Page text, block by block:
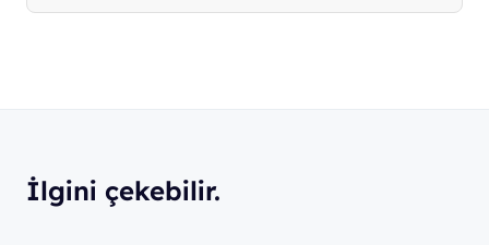
İlgini çekebilir.